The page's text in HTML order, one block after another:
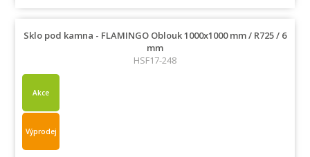
Sklo pod kamna - FLAMINGO Oblouk 1000x1000 mm / R725 / 6
mm
HSF17-248
Akce
Výprodej